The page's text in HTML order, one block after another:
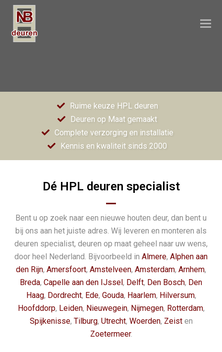
Ruime keuze HPL deuren
Deuren op Maat gemaakt
Complete verzorging en installatie
Kennis en kwaliteit sinds 2000
Dé HPL deuren specialist
Bent u op zoek naar een nieuwe houten deur, dan bent u
bij ons aan het juiste adres. Wij leveren en monteren als
deuren specialist, deuren op maat geheel naar uw wens,
door heel Nederland. Bijvoorbeeld in Almere, Alphen aan
den Rijn, Amersfoort, Amstelveen, Amsterdam, Arnhem,
Breda, Capelle aan den IJssel, Delft, Den Bosch, Den
Haag, Dordrecht, Ede, Gouda, Haarlem, Hilversum,
Hoofddorp, Leiden, Nieuwegein, Nijmegen, Rotterdam,
Spijkenisse, Tilburg, Utrecht, Woerden, Zeisten
Zoetermeer.